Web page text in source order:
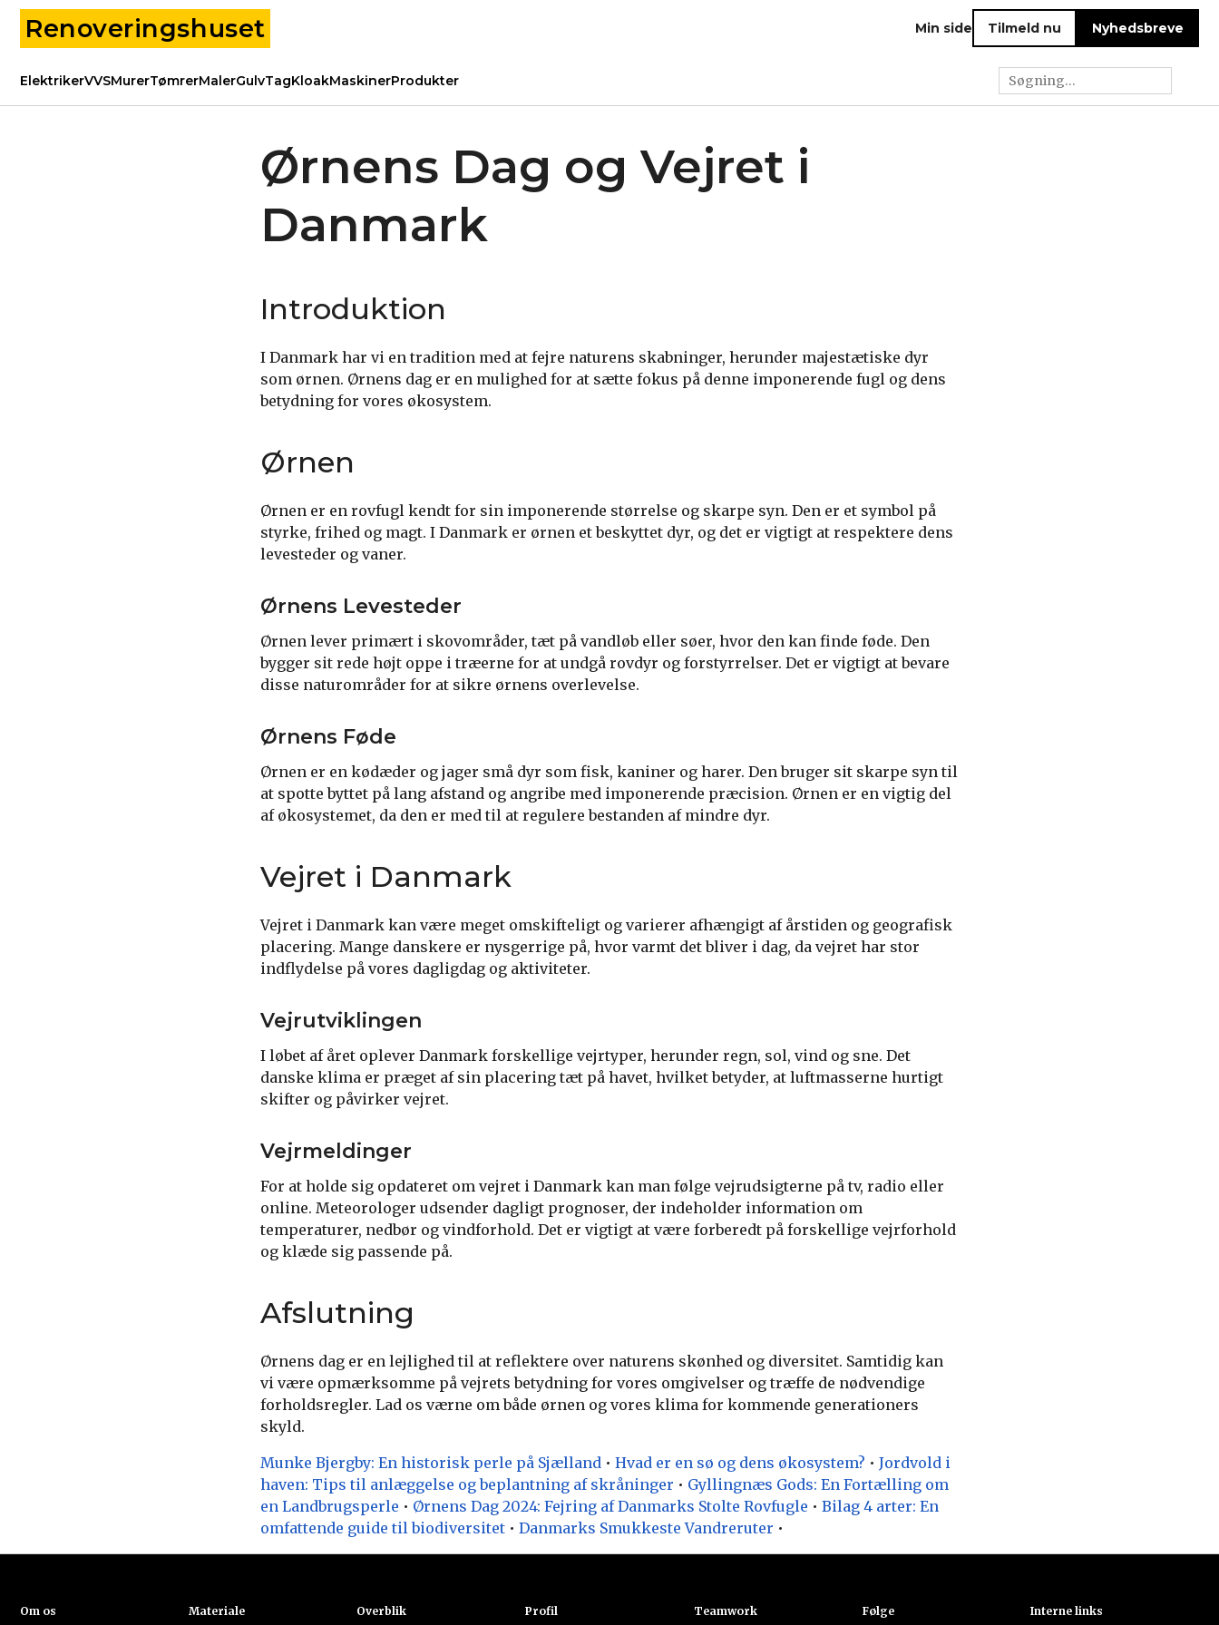
Renoveringshuset Min side Tilmeld nu Nyhedsbreve
ElektrikerVVSMurerTømrerMalerGulvTagKloakMaskinerProdukter
Ørnens Dag og Vejret i
Danmark
Introduktion
I Danmark har vi en tradition med at fejre naturens skabninger, herunder majestætiske dyr
som ørnen. Ørnens dag er en mulighed for at sætte fokus på denne imponerende fugl og dens
betydning for vores økosystem.
Ørnen
Ørnen er en rovfugl kendt for sin imponerende størrelse og skarpe syn. Den er et symbol på
styrke, frihed og magt. I Danmark er ørnen et beskyttet dyr, og det er vigtigt at respektere dens
levesteder og vaner.
Ørnens Levesteder
Ørnen lever primært i skovområder, tæt på vandløb eller søer, hvor den kan finde føde. Den
bygger sit rede højt oppe i træerne for at undgå rovdyr og forstyrrelser. Det er vigtigt at bevare
disse naturområder for at sikre ørnens overlevelse.
Ørnens Føde
Ørnen er en kødæder og jager små dyr som fisk, kaniner og harer. Den bruger sit skarpe syn til
at spotte byttet på lang afstand og angribe med imponerende præcision. Ørnen er en vigtig del
af økosystemet, da den er med til at regulere bestanden af mindre dyr.
Vejret i Danmark
Vejret i Danmark kan være meget omskifteligt og varierer afhængigt af årstiden og geografisk
placering. Mange danskere er nysgerrige på, hvor varmt det bliver i dag, da vejret har stor
indflydelse på vores dagligdag og aktiviteter.
Vejrutviklingen
I løbet af året oplever Danmark forskellige vejrtyper, herunder regn, sol, vind og sne. Det
danske klima er præget af sin placering tæt på havet, hvilket betyder, at luftmasserne hurtigt
skifter og påvirker vejret.
Vejrmeldinger
For at holde sig opdateret om vejret i Danmark kan man følge vejrudsigterne på tv, radio eller
online. Meteorologer udsender dagligt prognoser, der indeholder information om
temperaturer, nedbør og vindforhold. Det er vigtigt at være forberedt på forskellige vejrforhold
og klæde sig passende på.
Afslutning
Ørnens dag er en lejlighed til at reflektere over naturens skønhed og diversitet. Samtidig kan
vi være opmærksomme på vejrets betydning for vores omgivelser og træffe de nødvendige
forholdsregler. Lad os værne om både ørnen og vores klima for kommende generationers
skyld.
Munke Bjergby: En historisk perle på Sjælland • Hvad er en sø og dens økosystem? • Jordvold i
haven: Tips til anlæggelse og beplantning af skråninger • Gyllingnæs Gods: En Fortælling om
en Landbrugsperle • Ørnens Dag 2024: Fejring af Danmarks Stolte Rovfugle • Bilag 4 arter: En
omfattende guide til biodiversitet • Danmarks Smukkeste Vandreruter •
Om os Materiale Overblik Profil Teamwork Følge Interne links